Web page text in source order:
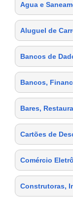
Agua e
Aluguel de
Bancos de
Bancos,
Bares,
Cartões de
Comércio
Construtoras,